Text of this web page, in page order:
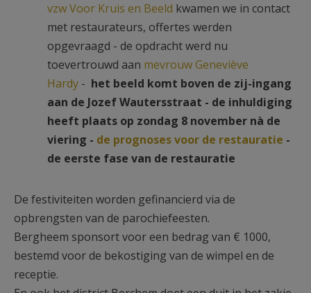
vzw Voor Kruis en Beeld kwamen we in contact
met restaurateurs, offertes werden
opgevraagd - de opdracht werd nu
toevertrouwd aan mevrouw Geneviève
Hardy - het beeld komt boven de zij-ingang
aan de Jozef Wautersstraat - de inhuldiging
heeft plaats op zondag 8 november nà de
viering - de prognoses voor de restauratie -
de eerste fase van de restauratie
De festiviteiten worden gefinancierd via de
opbrengsten van de parochiefeesten.
Bergheem sponsort voor een bedrag van € 1000,
bestemd voor de bekostiging van de wimpel en de
receptie.